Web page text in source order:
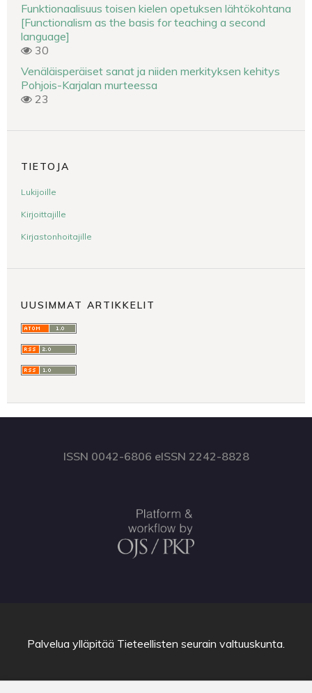
Funktionaalisuus toisen kielen opetuksen lähtökohtana
[Functionalism as the basis for teaching a second
language]
30
Venäläisperäiset sanat ja niiden merkityksen kehitys
Pohjois-Karjalan murteessa
23
TIETOJA
Lukijoille
Kirjoittajille
Kirjastonhoitajille
UUSIMMAT ARTIKKELIT
ISSN 0042-6806 eISSN 2242-8828
Palvelua ylläpitää Tieteellisten seurain valtuuskunta.